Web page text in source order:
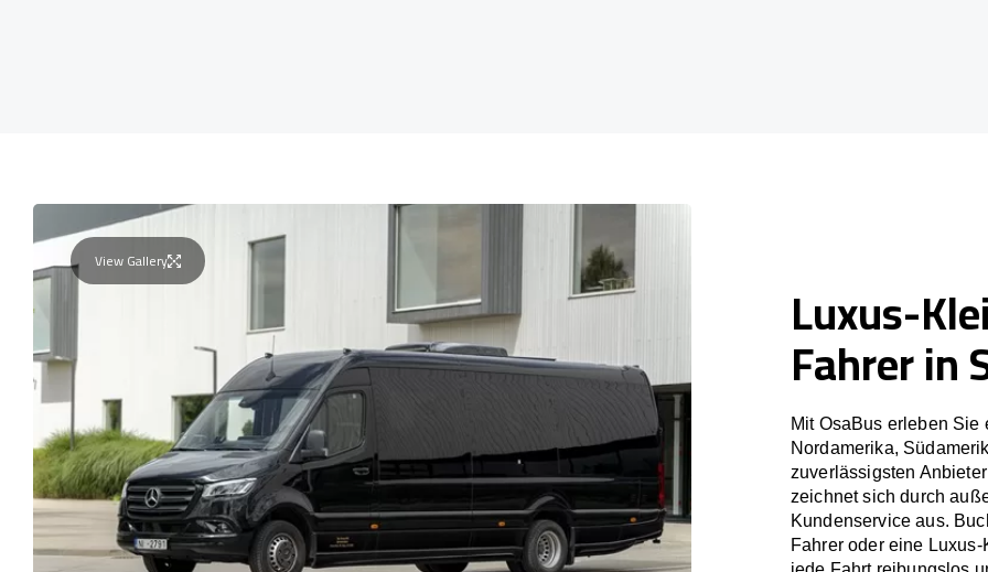
View Gallery
Luxus-
Fahrer in
Mit OsaBus erleben
Nordamerika,
zuverlässigsten
zeichnet sich durch
Kundenservice aus.
Fahrer oder eine